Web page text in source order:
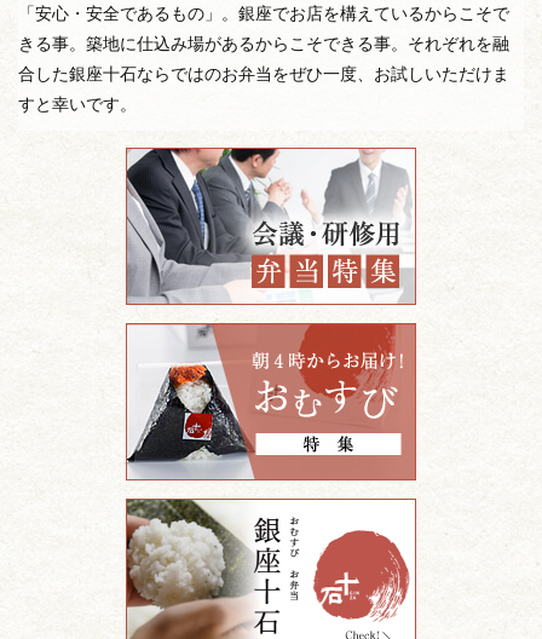
「安心・安全であるもの」。銀座でお店を構えているからこそで
きる事。築地に仕込み場があるからこそできる事。それぞれを融
合した銀座十石ならではのお弁当をぜひ一度、お試しいただけま
すと幸いです。